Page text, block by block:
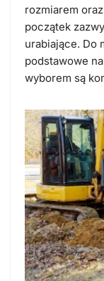
rozmiarem
początek
urabiające. Do
podstawowe
wyborem są